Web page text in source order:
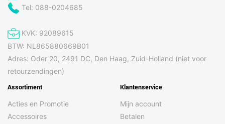
Tel: 088-0204685
KVK: 92089615
BTW: NL865880669B01
Adres: Oder 20, 2491 DC, Den Haag, Zuid-Holland (niet voor
retourzendingen)
Assortiment
Acties en Promotie
Accessoires
Klantenservice
Mijn account
Betalen